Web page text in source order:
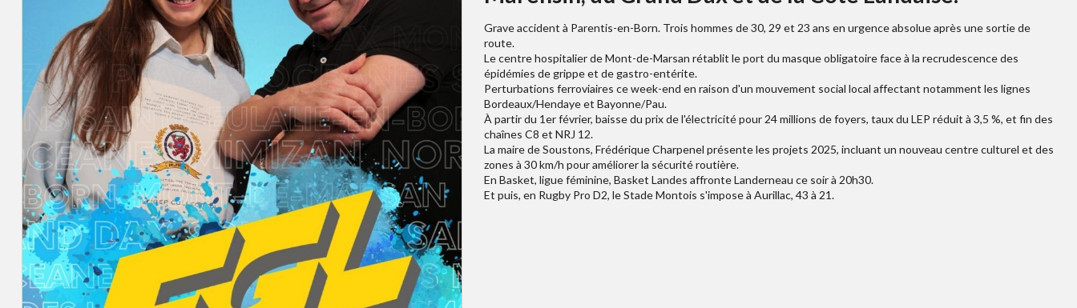
Grave accident à Parentis-en-Born. Trois hommes de 30, 29 et 23 ans en urgence absolue après une sortie de
route.
Le centre hospitalier de Mont-de-Marsan rétablit le port du masque obligatoire face à la recrudescence des
épidémies de grippe et de gastro-entérite.
Perturbations ferroviaires ce week-end en raison d'un mouvement social local affectant notamment les lignes
Bordeaux/Hendaye et Bayonne/Pau.
À partir du 1er février, baisse du prix de l'électricité pour 24 millions de foyers, taux du LEP réduit à 3,5 %, et fin des
chaînes C8 et NRJ 12.
La maire de Soustons, Frédérique Charpenel présente les projets 2025, incluant un nouveau centre culturel et des
zones à 30 km/h pour améliorer la sécurité routière.
En Basket, ligue féminine, Basket Landes affronte Landerneau ce soir à 20h30.
Et puis, en Rugby Pro D2, le Stade Montois s'impose à Aurillac, 43 à 21.